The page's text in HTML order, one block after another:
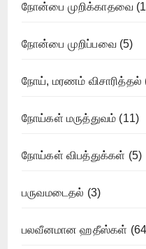
நோன்பை முறிக்காதவை
நோன்பை முறிப்பவை(5)
நோய், மரணம் விசாரித்தல்
நோய்கள் மருத்துவம் (11)
நோய்கள் விபத்துக்கள் (5)
பருவமடைதல் (3)
பலவீனமான ஹதீஸ்கள்